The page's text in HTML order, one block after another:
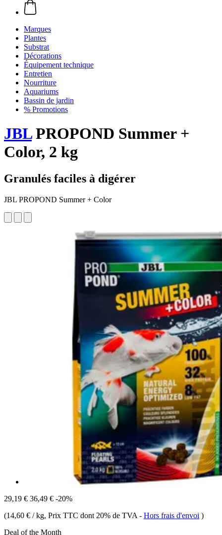
Marques
Plantes
Substrat
Décorations
Équipement technique
Entretien
Nourriture
Aquariums
Bassin de jardin
% Promotions
JBLPROPOND Summer +
Color, 2 kg
Granulés faciles à digérer
JBL PROPOND Summer + Color
29,19 € 36,49 € -20%
(14,60 € / kg, Prix TTC dont 20% de TVA - Hors frais d'envoi )
Deal of the Month